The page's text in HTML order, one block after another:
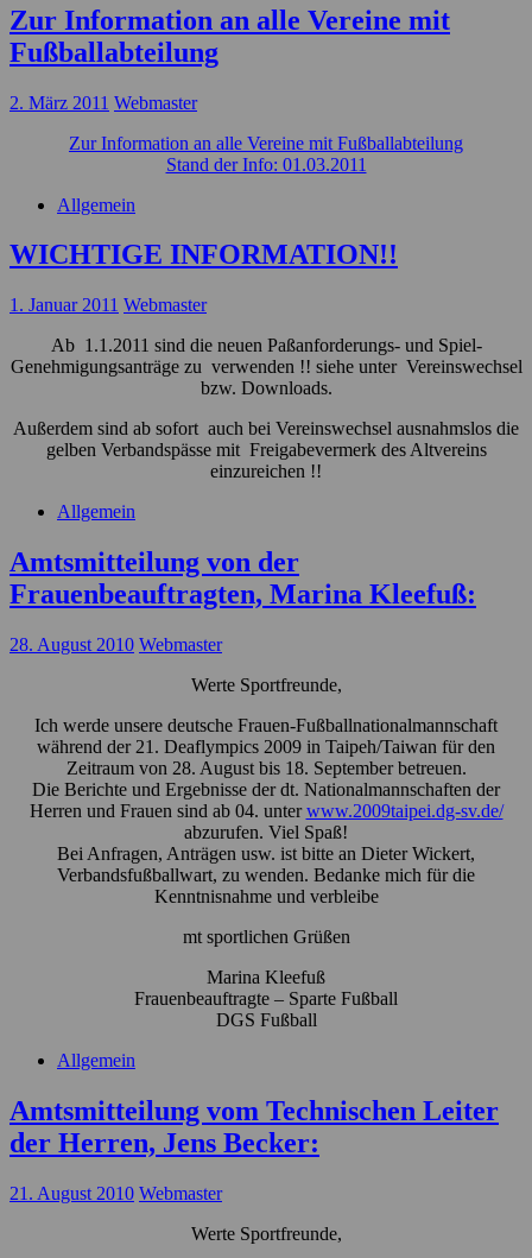
Zur Information an alle Vereine mit
Fußballabteilung
2. März 2011 Webmaster
Zur Information an alle Vereine mit Fußballabteilung
Stand der Info: 01.03.2011
Allgemein
WICHTIGE INFORMATION!!
1. Januar 2011 Webmaster
Ab 1.1.2011 sind die neuen Paßanforderungs- und Spiel-
Genehmigungsanträge zu verwenden !! siehe unter Vereinswechsel
bzw. Downloads.
Außerdem sind ab sofort auch bei Vereinswechsel ausnahmslos die
gelben Verbandspässe mit Freigabevermerk des Altvereins
einzureichen !!
Allgemein
Amtsmitteilung von der
Frauenbeauftragten, Marina Kleefuß:
28. August 2010 Webmaster
Werte Sportfreunde,
Ich werde unsere deutsche Frauen-Fußballnationalmannschaft
während der 21. Deaflympics 2009 in Taipeh/Taiwan für den
Zeitraum von 28. August bis 18. September betreuen.
Die Berichte und Ergebnisse der dt. Nationalmannschaften der
Herren und Frauen sind ab 04. unterwww.2009taipei.dg-sv.de/
abzurufen. Viel Spaß!
Bei Anfragen, Anträgen usw. ist bitte an Dieter Wickert,
Verbandsfußballwart, zu wenden. Bedanke mich für die
Kenntnisnahme und verbleibe
mt sportlichen Grüßen
Marina Kleefuß
Frauenbeauftragte – Sparte Fußball
DGS Fußball
Allgemein
Amtsmitteilung vom Technischen Leiter
der Herren, Jens Becker:
21. August 2010 Webmaster
Werte Sportfreunde,